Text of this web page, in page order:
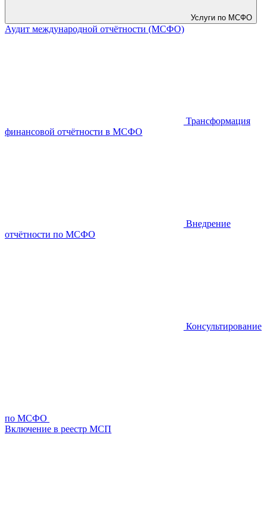
Услуги по МСФО
Аудит международной отчётности (МСФО)
Трансформация
финансовой отчётности в МСФО
Внедрение
отчётности по МСФО
Консультирование
по МСФО
Включение в реестр МСП